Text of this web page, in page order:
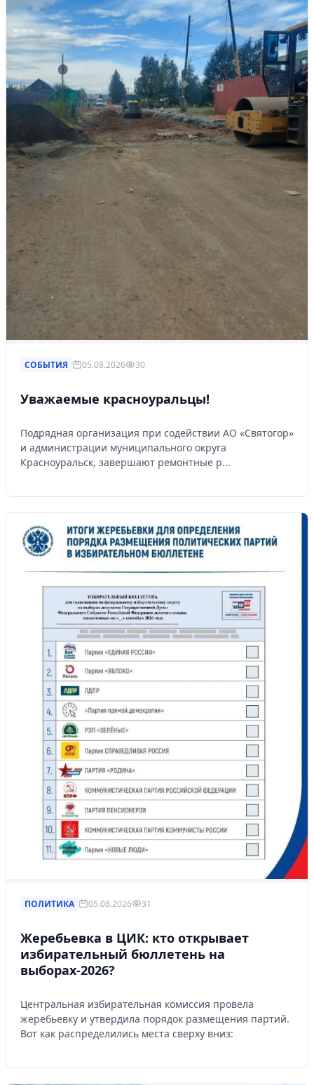
СОБЫТИЯ 05.08.2026 30
Уважаемые красноуральцы!
Подрядная организация при содействии АО «Святогор»
и администрации муниципального округа
Красноуральск, завершают ремонтные р...
ПОЛИТИКА 05.08.2026 31
Жеребьевка в ЦИК: кто открывает
избирательный бюллетень на
выборах-2026?
Центральная избирательная комиссия провела
жеребьевку и утвердила порядок размещения партий.
Вот как распределились места сверху вниз: